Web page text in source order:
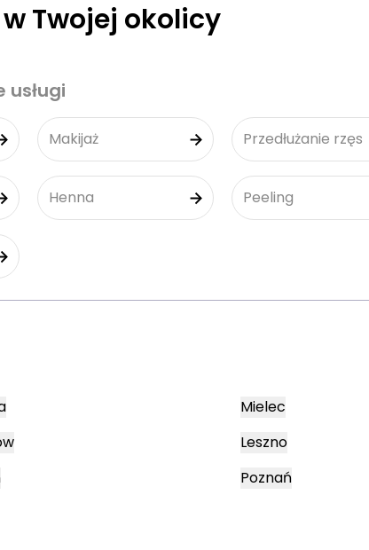
Twojej okolicy
usługi
Makijaż Przedłużanie rzęs
Henna Peeling
Mielec
Leszno
Poznań